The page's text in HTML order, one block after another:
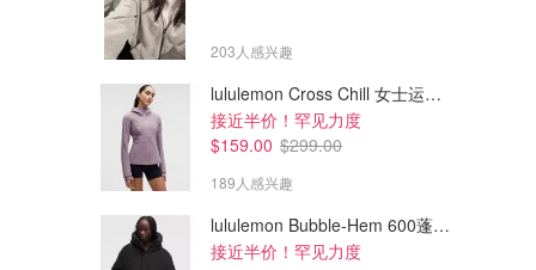
$25345.00
Chow Sang Sang 莫比乌斯扭花手镯
含金18.004g，免工费
$7790.94
2件或以上8.8折
203人感兴趣
lululemon Cross Chill 女士运动外套
接近半价！罕见力度
$159.00 $299.00
189人感兴趣
lululemon Bubble-Hem 600蓬松羽绒夹克
接近半价！罕见力度